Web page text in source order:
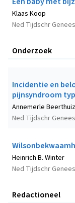
Ned Tijdschr
Klaas Koop
Onderzoek
Incidentie en
pijnsyndroom
Ned Tijdschr
Annemerle
Ned Tijdschr
Heinrich B. Winter
Redactioneel